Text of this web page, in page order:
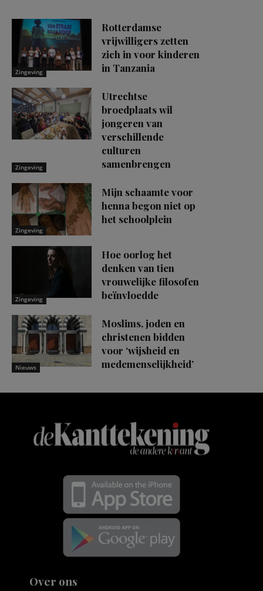
Zingeving
Rotterdamse
vrijwilligers zetten
zich in voor kinderen
in Tanzania
Zingeving
Utrechtse
broedplaats wil
jongeren van
verschillende
culturen
samenbrengen
Zingeving
Mijn schaamte voor
henna begon niet op
het schoolplein
Zingeving
Hoe oorlog het
denken van tien
vrouwelijke filosofen
beïnvloedde
Nieuws
Moslims, joden en
christenen bidden
voor ‘wijsheid en
medemenselijkheid’
Over ons